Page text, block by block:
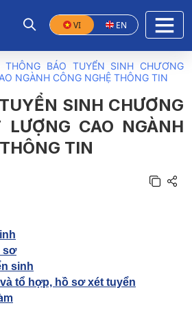
VI EN
THÔNG BÁO TUYỂN SINH CHƯƠNG
NGÀNH CÔNG NGHỆ THÔNG TIN
SINH CHƯƠNG
LƯỢNG CAO NGÀNH
TIN
sơ
sinh
tổ hợp, hồ sơ xét tuyển